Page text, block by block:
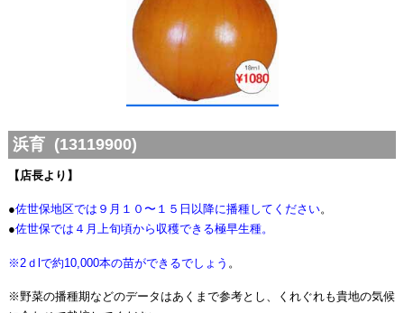
浜育 (13119900)
【店長より】
●佐世保地区では９月１０〜１５日以降に播種してください。
●佐世保では４月上旬頃から収穫できる極早生種。
※2ｄlで約10,000本の苗ができるでしょう 。
※野菜の播種期などのデータはあくまで参考とし、くれぐれも貴地の気候